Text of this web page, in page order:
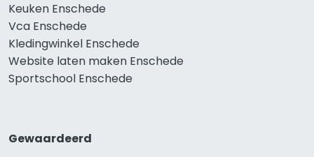
Keuken Enschede
Vca Enschede
Kledingwinkel Enschede
Website laten maken Enschede
Sportschool Enschede
Gewaardeerd